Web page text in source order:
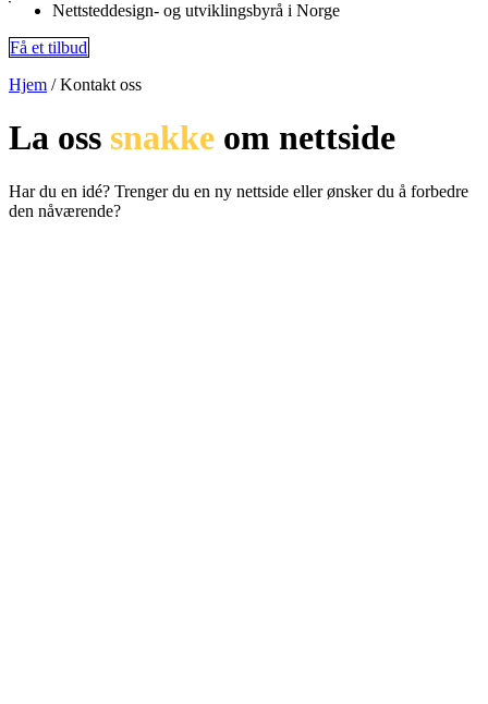
Nettsteddesign- og utviklingsbyrå i Norge
Få et tilbud
Hjem /Kontakt oss
La oss snakke om nettside
Har du en idé? Trenger du en ny nettside eller ønsker du å forbedre
den nåværende?